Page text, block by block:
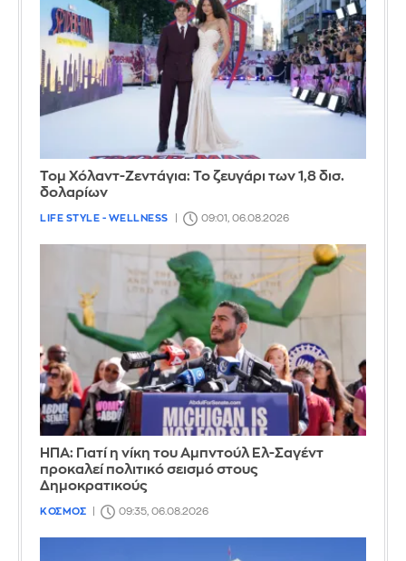
Τομ Χόλαντ-Ζεντάγια: Το ζευγάρι των 1,8 δισ.
δολαρίων
LIFE STYLE - WELLNESS 09:01, 06.08.2026
ΗΠΑ: Γιατί η νίκη του Αμπντούλ Ελ-Σαγέντ
προκαλεί πολιτικό σεισμό στους
Δημοκρατικούς
ΚΟΣΜΟΣ 09:35, 06.08.2026